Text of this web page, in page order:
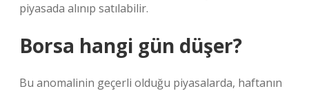
piyasada alınıp satılabilir.
Borsa hangi gün düşer?
Bu anomalinin geçerli olduğu piyasalarda, haftanın